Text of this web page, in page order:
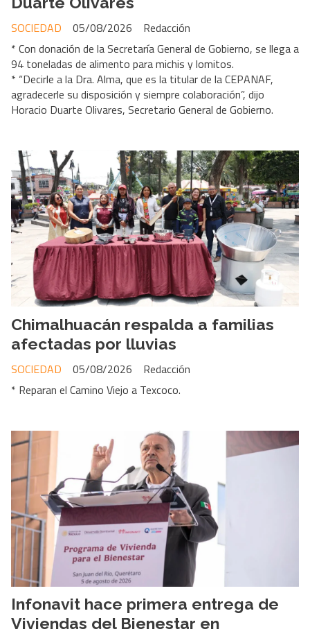
Redacción
SOCIEDAD
05/08/2026
* Con donación de la Secretaría General de Gobierno, se llega a
94 toneladas de alimento para michis y lomitos.
* “Decirle a la Dra. Alma, que es la titular de la CEPANAF,
agradecerle su disposición y siempre colaboración”, dijo
Horacio Duarte Olivares, Secretario General de Gobierno.
Chimalhuacán respalda a familias
afectadas por lluvias
Redacción
SOCIEDAD
05/08/2026
* Reparan el Camino Viejo a Texcoco.
Infonavit hace primera entrega de
Viviendas del Bienestar en